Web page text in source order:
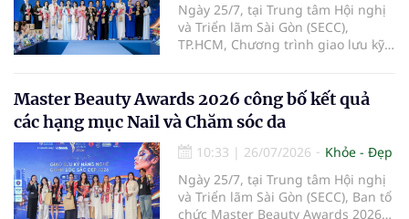
Ngày 25/7, tại Trung tâm Hội nghị
và Triển lãm Sài Gòn (SECC),
TP.HCM, Chương trình giao lưu kỹ
diễn ra với các hoạt động giao lưu
chuyên môn, trình diễn, đánh giá
tay nghề và trao giải cho những thí
sinh có phần thể hiện nổi bật.
Master Beauty Awards 2026 công bố kết quả
các hạng mục Nail và Chăm sóc da
10:33 | 26/07/2026
Khỏe - Đẹp
Ngày 25/7, tại Trung tâm Hội nghị
và Triển lãm Sài Gòn (SECC), Ban tổ
chức Master Beauty Awards 2026